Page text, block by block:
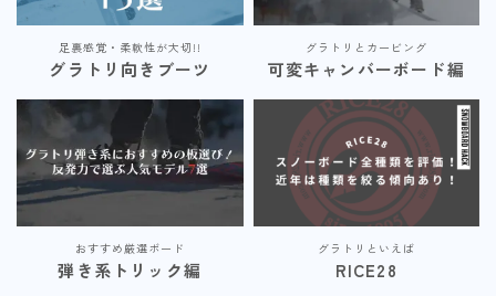
足裏感覚・柔軟性が大切!!
グラトリ向きブーツ
グラトリとカービング
可変キャンバーボード編
おすすめ厳選ボード
弾き系トリック編
グラトリといえば
RICE28